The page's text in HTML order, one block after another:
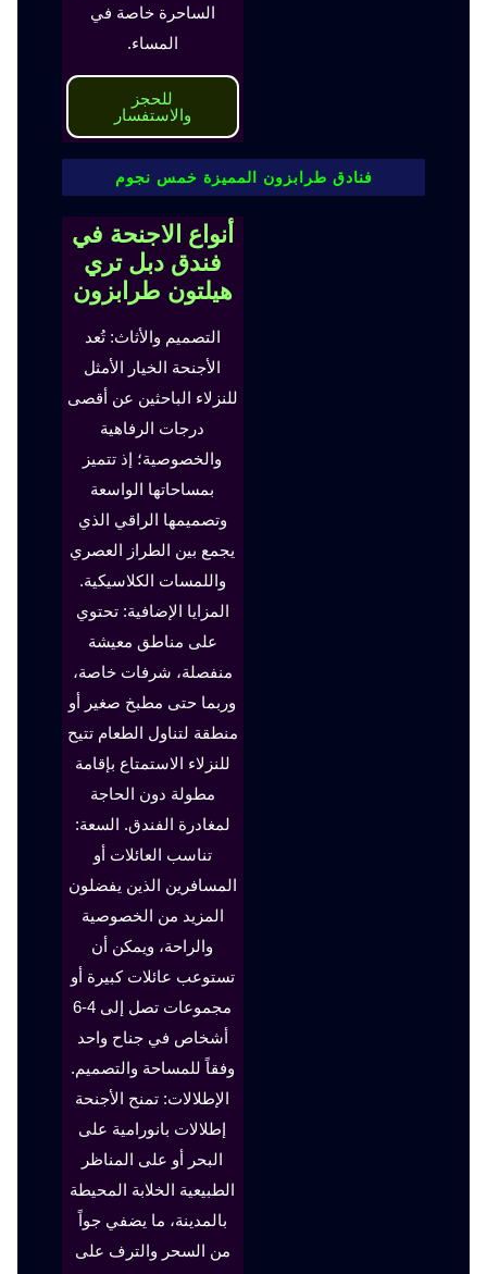
الساحرة خاصة في
المساء.
للحجز
والاستفسار
فنادق طرابزون المميزة خمس نجوم
أنواع الاجنحة في
فندق دبل تري
هيلتون طرابزون
التصميم والأثاث: تُعد
الأجنحة الخيار الأمثل
للنزلاء الباحثين عن أقصى
درجات الرفاهية
والخصوصية؛ إذ تتميز
بمساحاتها الواسعة
وتصميمها الراقي الذي
يجمع بين الطراز العصري
واللمسات الكلاسيكية.
المزايا الإضافية: تحتوي
على مناطق معيشة
منفصلة، شرفات خاصة،
وربما حتى مطبخ صغير أو
منطقة لتناول الطعام تتيح
للنزلاء الاستمتاع بإقامة
مطولة دون الحاجة
لمغادرة الفندق. السعة:
تناسب العائلات أو
المسافرين الذين يفضلون
المزيد من الخصوصية
والراحة، ويمكن أن
تستوعب عائلات كبيرة أو
مجموعات تصل إلى 4-6
أشخاص في جناح واحد
وفقاً للمساحة والتصميم.
الإطلالات: تمنح الأجنحة
إطلالات بانورامية على
البحر أو على المناظر
الطبيعية الخلابة المحيطة
بالمدينة، ما يضفي جواً
من السحر والترف على